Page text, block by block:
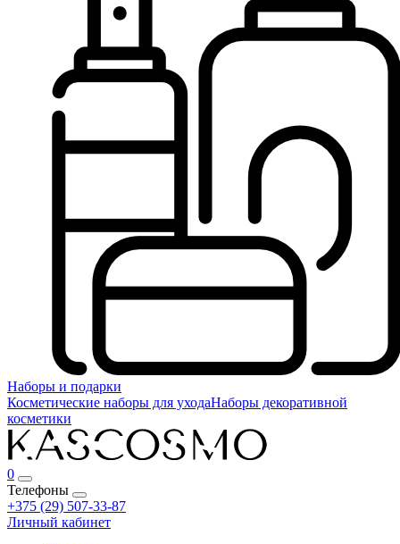
Наборы и подарки
Косметические наборы для уходаНаборы декоративной
косметики
0
Телефоны
+375 (29) 507-33-87
Личный кабинет